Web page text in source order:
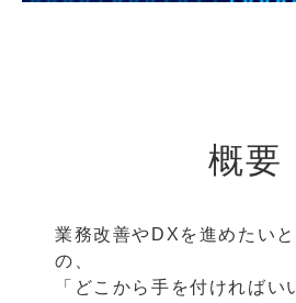
概要
業務改善やDXを進めたい
の、
「どこから手を付ければい